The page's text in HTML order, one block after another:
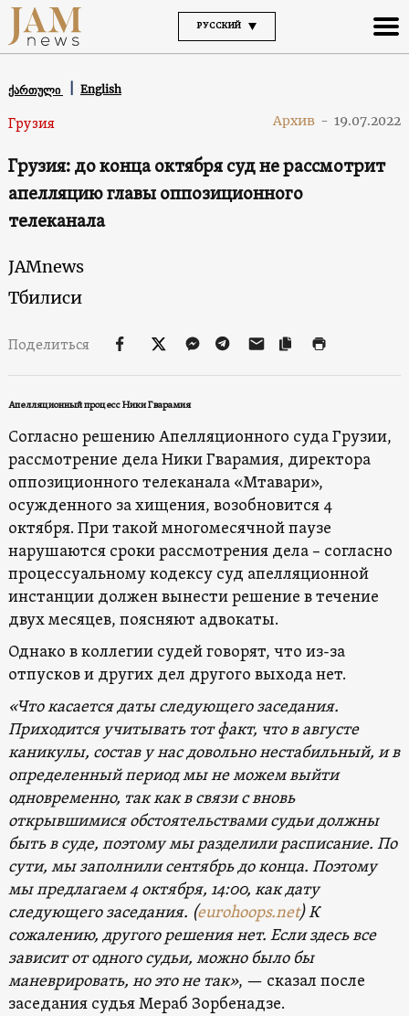
РУССКИЙ
ქართული English
Грузия Архив - 19.07.2022
Грузия: до конца октября суд не рассмотрит
апелляцию главы оппозиционного
телеканала
JAMnews
Тбилиси
Поделиться
Апелляционный процесс Ники Гварамия
Согласно решению Апелляционного суда Грузии,
рассмотрение дела Ники Гварамия, директора
оппозиционного телеканала «Мтавари»,
осужденного за хищения, возобновится 4
октября. При такой многомесячной паузе
нарушаются сроки рассмотрения дела – согласно
процессуальному кодексу суд апелляционной
инстанции должен вынести решение в течение
двух месяцев, поясняют адвокаты.
Однако в коллегии судей говорят, что из-за
отпусков и других дел другого выхода нет.
«Что касается даты следующего заседания.
Приходится учитывать тот факт, что в августе
каникулы, состав у нас довольно нестабильный, и в
определенный период мы не можем выйти
одновременно, так как в связи с вновь
открывшимися обстоятельствами судьи должны
быть в суде, поэтому мы разделили расписание. По
сути, мы заполнили сентябрь до конца. Поэтому
мы предлагаем 4 октября, 14:00, как дату
следующего заседания. (eurohoops.net) К
сожалению, другого решения нет. Если здесь все
зависит от одного судьи, можно было бы
маневрировать, но это не так», — сказал после
заседания судья Мераб Зорбенадзе.